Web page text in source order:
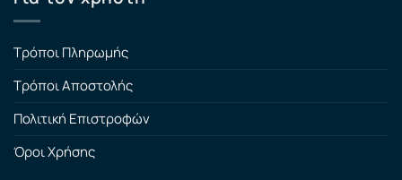
Τρόποι Πληρωμής
Τρόποι Αποστολής
Πολιτική Επιστροφών
Όροι Χρήσης